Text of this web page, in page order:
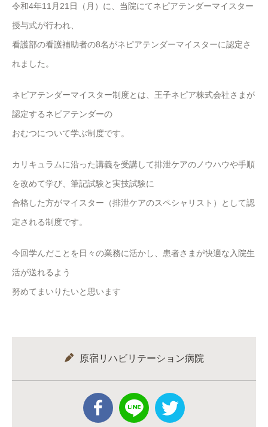
令和4年11月21日（月）に、当院にてネピアテンダーマイスター
授与式が行われ、
看護部の看護補助者の8名がネピアテンダーマイスターに認定さ
れました。
ネピアテンダーマイスター制度とは、王子ネピア株式会社さまが
認定するネピアテンダーの
おむつについて学ぶ制度です。
カリキュラムに沿った講義を受講して排泄ケアのノウハウや手順
を改めて学び、筆記試験と実技試験に
合格した方がマイスター（排泄ケアのスペシャリスト）として認
定される制度です。
今回学んだことを日々の業務に活かし、患者さまが快適な入院生
活が送れるよう
努めてまいりたいと思います
原宿リハビリテーション病院